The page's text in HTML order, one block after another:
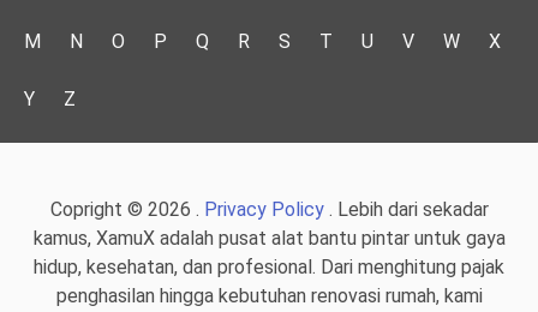
M N O P Q R S T U V W X
Y Z
Copright © 2026 . Privacy Policy. Lebih dari sekadar
kamus, XamuX adalah pusat alat bantu pintar untuk gaya
hidup, kesehatan, dan profesional. Dari menghitung pajak
penghasilan hingga kebutuhan renovasi rumah, kami